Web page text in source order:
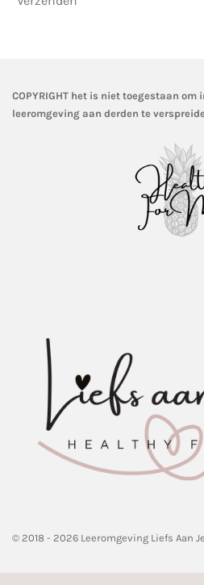
COPYRIGHT het is niet toegestaan
leeromgeving aan derden te
© 2018 - 2026 Leeromgeving Liefs Aan